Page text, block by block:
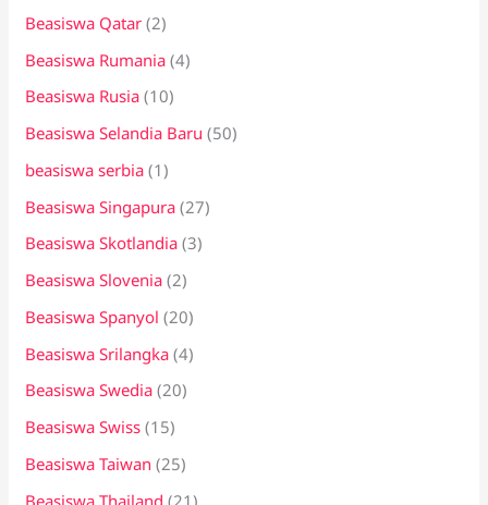
Beasiswa Qatar (2)
Beasiswa Rumania (4)
Beasiswa Rusia (10)
Beasiswa Selandia Baru (50)
beasiswa serbia (1)
Beasiswa Singapura (27)
Beasiswa Skotlandia (3)
Beasiswa Slovenia (2)
Beasiswa Spanyol (20)
Beasiswa Srilangka (4)
Beasiswa Swedia (20)
Beasiswa Swiss (15)
Beasiswa Taiwan (25)
Beasiswa Thailand (21)